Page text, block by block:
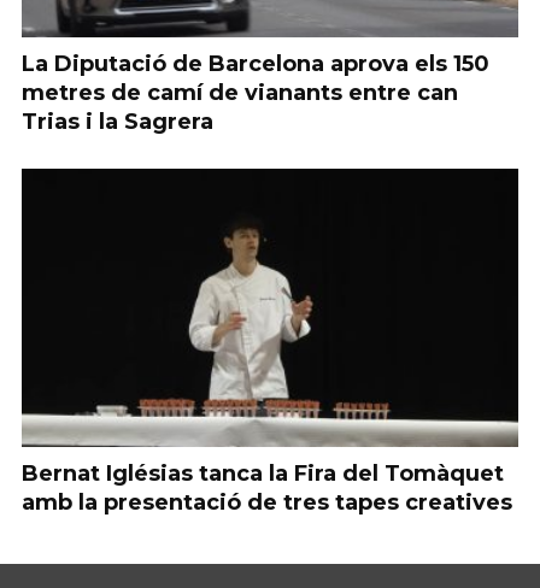
La Diputació de Barcelona aprova els 150
metres de camí de vianants entre can
Trias i la Sagrera
Bernat Iglésias tanca la Fira del Tomàquet
amb la presentació de tres tapes creatives